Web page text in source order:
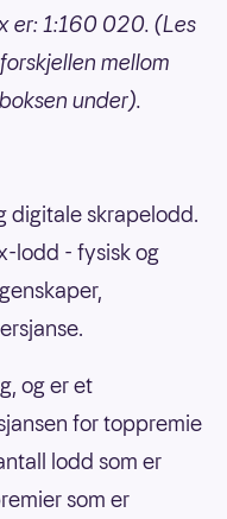
er: 1:160 020. (Les
mellom
under).
digitale skrapelodd.
lodd - fysisk og
og er et
for toppremie
lodd som er
som er